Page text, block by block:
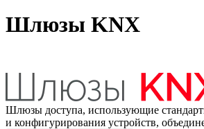
Шлюзы KNX
Шлюзы доступа, использующие
и конфигурирования устройств,